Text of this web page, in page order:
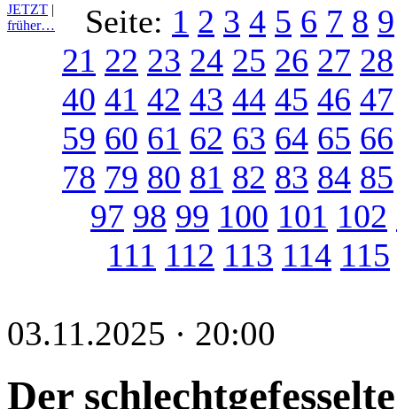
JETZT |
früher…
Seite: 1 2 3 4 5 6 7 8 9
21 22 23 24 25 26 27 28
40 41 42 43 44 45 46 47
59 60 61 62 63 64 65 66
78 79 80 81 82 83 84 85
97 98 99 100 101 102
111 112 113 114 115
03.11.2025 · 20:00
Der